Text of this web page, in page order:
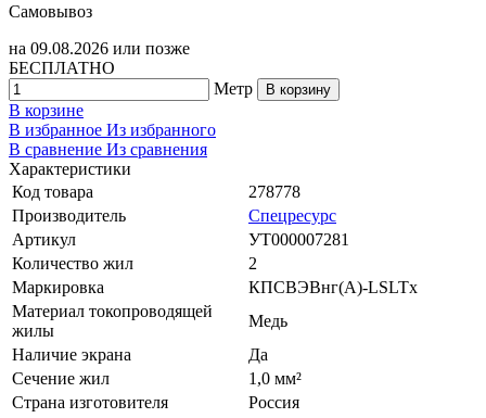
Самовывоз
на 09.08.2026 или позже
БЕСПЛАТНО
Метр
В корзину
В корзине
В избранное Из избранного
В сравнение Из сравнения
Характеристики
Код товара
278778
Производитель
Спецресурс
Артикул
УТ000007281
Количество жил
2
Маркировка
КПСВЭВнг(A)-LSLTx
Материал токопроводящей
жилы
Медь
Наличие экрана
Да
Сечение жил
1,0 мм²
Страна изготовителя
Россия